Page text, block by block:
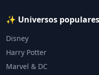
✨ Universos populares
Disney
Harry Potter
Marvel & DC